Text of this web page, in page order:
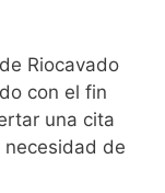
Riocavado
con el fin
una cita
necesidad de